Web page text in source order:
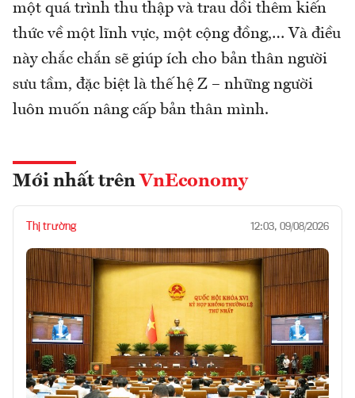
một quá trình thu thập và trau dồi thêm kiến
thức về một lĩnh vực, một cộng đồng,… Và điều
này chắc chắn sẽ giúp ích cho bản thân người
sưu tầm, đặc biệt là thế hệ Z – những người
luôn muốn nâng cấp bản thân mình.
Mới nhất trên VnEconomy
Thị trường 12:03, 09/08/2026